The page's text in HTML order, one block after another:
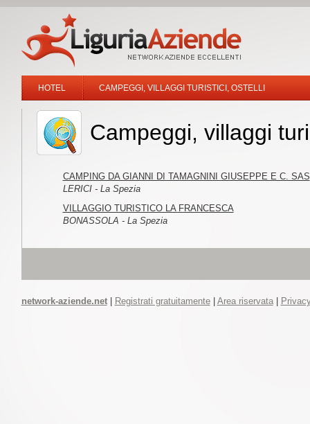
HOTEL CAMPEGGI, VILLAGGI TURISTICI, OSTELLI
Campeggi, villaggi
CAMPING DA GIANNI DI TAMAGNINI GIUSEPPE E C. SAS
LERICI - La Spezia
VILLAGGIO TURISTICO LA FRANCESCA
BONASSOLA - La Spezia
network-aziende.net| Registrati gratuitamente| Area riservata|